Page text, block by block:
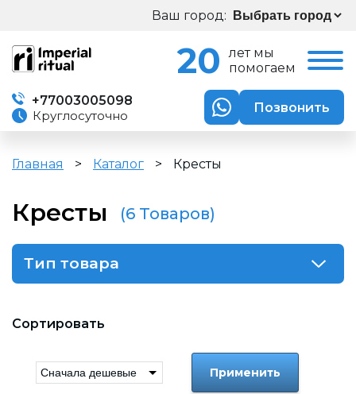
Ваш город:
20
лет мы
помогаем
+77003005098
Круглосуточно
Позвонить
Главная > Каталог > Кресты
Кресты (6 Товаров)
Тип товара
Сортировать
Применить